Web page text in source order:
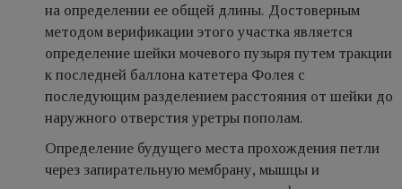
на определении ее общей длины. Достоверным
методом верификации этого участка является
определение шейки мочевого пузыря путем тракции
к последней баллона катетера Фолея с
последующим разделением расстояния от шейки до
наружного отверстия уретры пополам.
Определение будущего места прохождения петли
через запирательную мембрану, мышцы и